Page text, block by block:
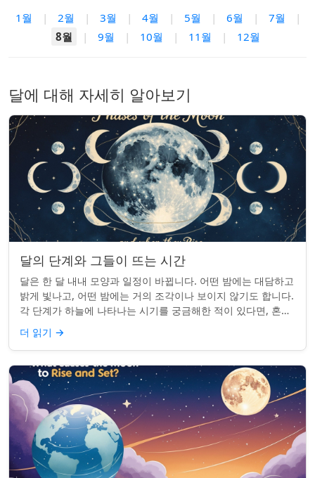
1월 | 2월 | 3월 | 4월 | 5월 | 6월 | 7월
|
8월
| 9월 | 10월 | 11월 | 12월
달에 대해 자세히 알아보기
달의 단계와 그들이 뜨는 시간
달은 한 달 내내 모양과 일정이 바뀝니다. 어떤 밤에는 대담하고
밝게 빛나고, 어떤 밤에는 거의 조각이나 보이지 않기도 합니다.
각 단계가 하늘에 나타나는 시기를 궁금해한 적이 있다면, 혼자
가 아닙니다. 사실 그 타...
더 읽기 →